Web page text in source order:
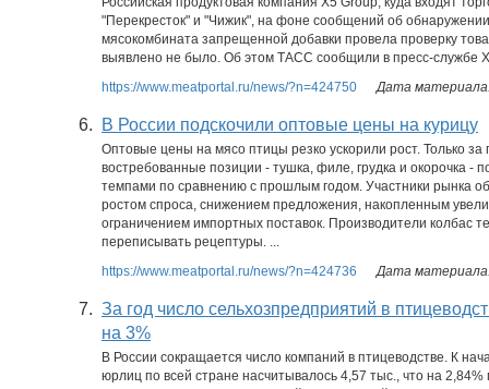
"Перекресток" и "Чижик", на фоне сообщений об обнаружении
мясокомбината запрещенной добавки провела проверку
выявлено не было. Об этом ТАСС сообщили в пресс-службе
https://www.meatportal.ru/news/?n=424750
Дата
6. В России подскочили оптовые цены на курицу
Оптовые цены на мясо птицы резко ускорили рост. Только
востребованные позиции - тушка, филе, грудка и окорочка -
темпами по сравнению с прошлым годом. Участники рынка
ростом спроса, снижением предложения, накопленным
ограничением импортных поставок. Производители колбас
переписывать рецептуры. ...
https://www.meatportal.ru/news/?n=424736
Дата
7. За год число сельхозпредприятий в
на 3%
В России сокращается число компаний в птицеводстве. К
юрлиц по всей стране насчитывалось 4,57 тыс., что на 2,84%